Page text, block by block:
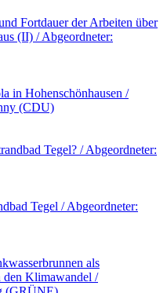
Fortdauer der Arbeiten über
(II) / Abgeordneter:
in Hohenschönhausen /
(CDU)
Tegel? / Abgeordneter:
Tegel / Abgeordneter:
als
den Klimawandel /